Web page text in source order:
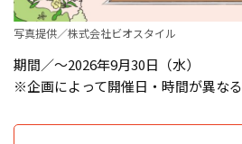
写真提供／株式会社ビオスタイル
期間／〜2026年9月30日（水）
※企画によって開催日・時間が異なる